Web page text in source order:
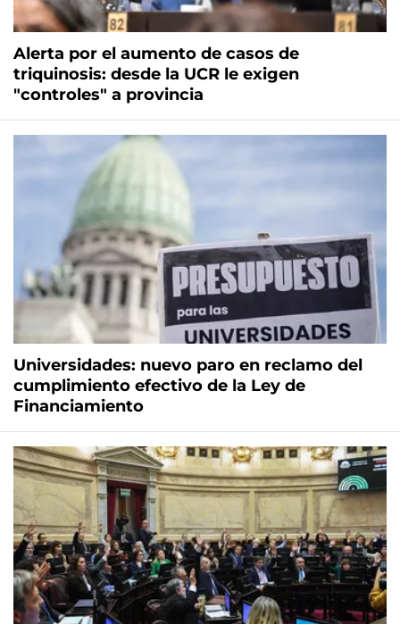
Alerta por el aumento de casos de
triquinosis: desde la UCR le exigen
"controles" a provincia
Universidades: nuevo paro en reclamo del
cumplimiento efectivo de la Ley de
Financiamiento